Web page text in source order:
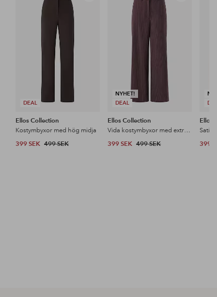
DEAL
Ellos Collection
Kostymbyxor med hög midja
399 SEK 499 SEK
NYHET!
DEAL
Ellos Collection
Vida kostymbyxor med extra hög midja
399 SEK 499 SEK
Ellos
399